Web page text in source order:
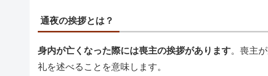
通夜の挨拶とは？
身内が亡くなった際には喪主の挨拶があります。喪主
礼を述べることを意味します。